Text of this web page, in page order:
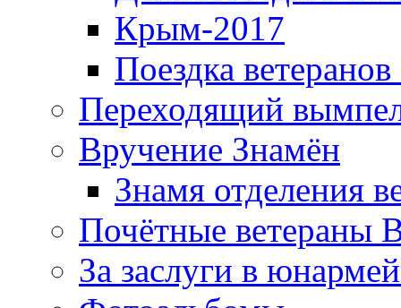
Крым-2017
Поездка
Переходящий
Вручение Знамён
Знамя отделения
Почётные ветераны
За заслуги в